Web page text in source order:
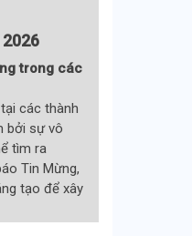
trong các
các thành
bởi sự vô
tìm ra
Tin Mừng,
tạo để xây